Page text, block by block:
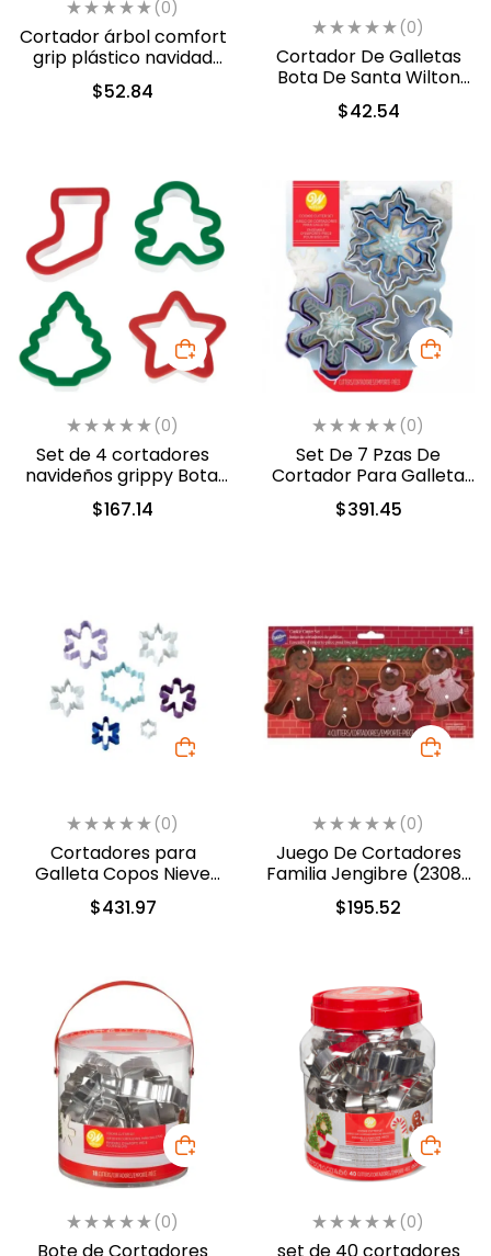
(0)
Cortador árbol comfort
grip plástico navidad
(2311-1361)
$52.84
(0)
Cortador De Galletas
Bota De Santa Wilton
Con Grip (2311-9238)
$42.54
(0)
Set de 4 cortadores
navideños grippy Bota,
Estrella, Muñeco de
Jengibre y Pino
$167.14
(0)
Set De 7 Pzas De
Cortador Para Galleta
Copos Nieve Navidad
(2308-3803)
$391.45
(0)
Cortadores para
Galleta Copos Nieve
Metal 7 tamaños
Navidad (2308-0577)
$431.97
(0)
Juego De Cortadores
Familia Jengibre (2308-
8932)
$195.52
(0)
Bote de Cortadores
(0)
set de 40 cortadores